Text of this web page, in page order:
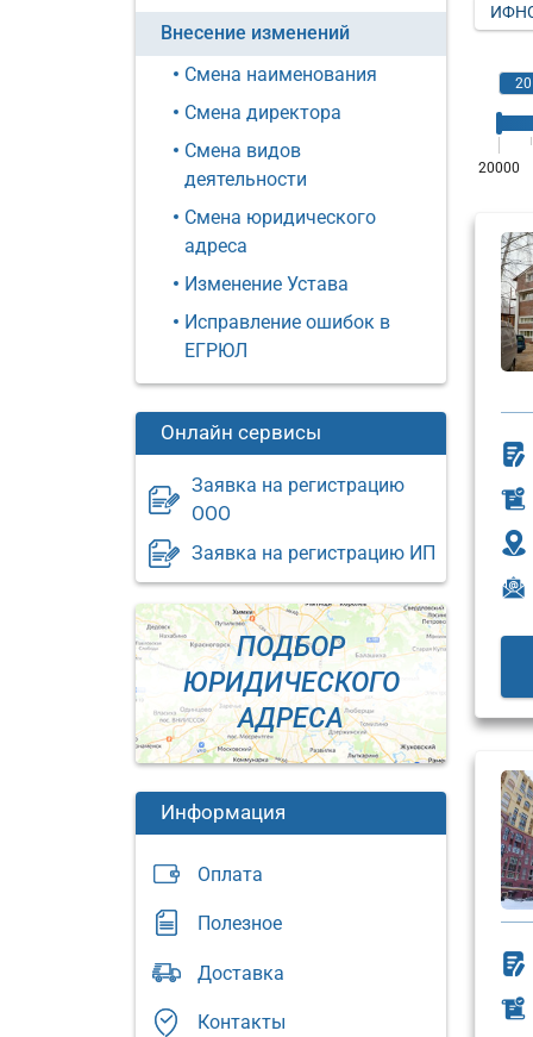
Внесение изменений
Смена наименования
Смена директора
Смена видов
деятельности
Смена юридического
адреса
Изменение Устава
Исправление ошибок в
ЕГРЮЛ
Онлайн сервисы
Заявка на регистрацию
ООО
Заявка на регистрацию ИП
ПОДБОР
ЮРИДИЧЕСКОГО
АДРЕСА
Информация
Оплата
Полезное
Доставка
Контакты
адрес:
Москва,
адрес: